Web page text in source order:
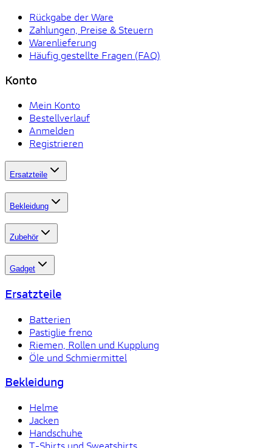
Rückgabe der Ware
Zahlungen, Preise & Steuern
Warenlieferung
Häufig gestellte Fragen (FAQ)
Konto
Mein Konto
Bestellverlauf
Anmelden
Registrieren
Ersatzteile
Bekleidung
Zubehör
Gadget
Ersatzteile
Batterien
Pastiglie freno
Riemen, Rollen und Kupplung
Öle und Schmiermittel
Bekleidung
Helme
Jacken
Handschuhe
T-Shirts und Sweatshirts